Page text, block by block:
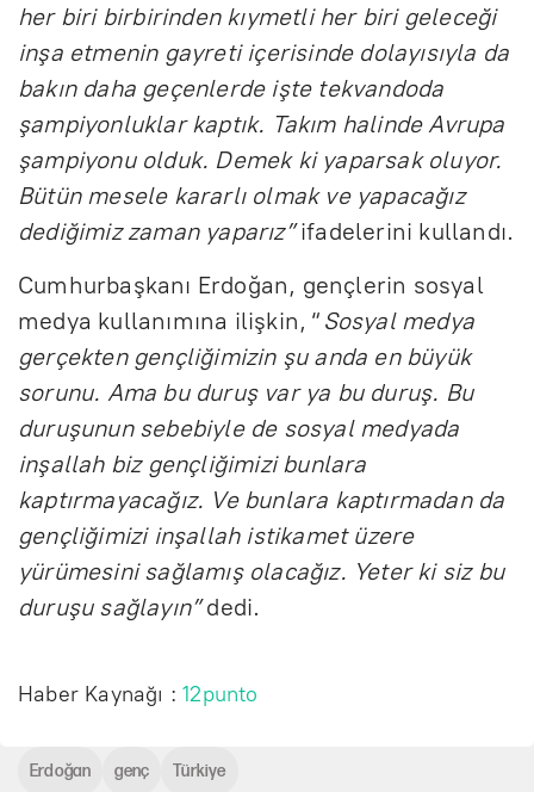
her biri birbirinden kıymetli her biri geleceği
inşa etmenin gayreti içerisinde dolayısıyla da
bakın daha geçenlerde işte tekvandoda
şampiyonluklar kaptık. Takım halinde Avrupa
şampiyonu olduk. Demek ki yaparsak oluyor.
Bütün mesele kararlı olmak ve yapacağız
dediğimiz zaman yaparız”ifadelerini kullandı.
Cumhurbaşkanı Erdoğan, gençlerin sosyal
medya kullanımına ilişkin, “ Sosyal medya
gerçekten gençliğimizin şu anda en büyük
sorunu. Ama bu duruş var ya bu duruş. Bu
duruşunun sebebiyle de sosyal medyada
inşallah biz gençliğimizi bunlara
kaptırmayacağız. Ve bunlara kaptırmadan da
gençliğimizi inşallah istikamet üzere
yürümesini sağlamış olacağız. Yeter ki siz bu
duruşu sağlayın”dedi.
Haber Kaynağı :12punto
Erdoğan genç Türkiye